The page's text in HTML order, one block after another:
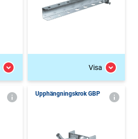
Visa
Upphängningskrok GBP